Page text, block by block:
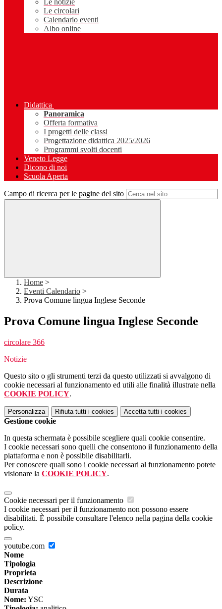
Le notizie
Le circolari
Calendario eventi
Albo online
Didattica
Panoramica
Offerta formativa
I progetti delle classi
Progettazione didattica 2025/2026
Programmi svolti docenti
Veneto Legge
Dicono di noi
Scuola Aperta
Campo di ricerca per le pagine del sito
Home >
Eventi Calendario >
Prova Comune lingua Inglese Seconde
Prova Comune lingua Inglese Seconde
circolare 366
Notizie
Questo sito o gli strumenti terzi da questo utilizzati si avvalgono di
cookie necessari al funzionamento ed utili alle finalità illustrate nella
COOKIE POLICY.
Personalizza Rifiuta tutti i cookies Accetta tutti i cookies
Gestione cookie
In questa schermata è possibile scegliere quali cookie consentire.
I cookie necessari sono quelli che consentono il funzionamento della
piattaforma e non è possibile disabilitarli.
Per conoscere quali sono i cookie necessari al funzionamento potete
visionare la COOKIE POLICY.
Cookie necessari per il funzionamento
I cookie necessari per il funzionamento non possono essere
disabilitati. È possibile consultare l'elenco nella pagina della cookie
policy.
youtube.com
Nome
Tipologia
Proprieta
Descrizione
Durata
Nome: YSC